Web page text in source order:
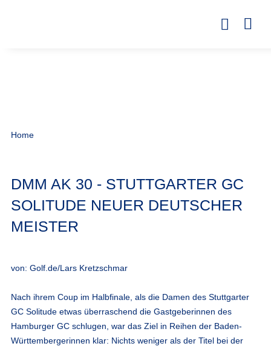
Home
DMM AK 30 - STUTTGARTER GC
SOLITUDE NEUER DEUTSCHER
MEISTER
von: Golf.de/Lars Kretzschmar
Nach ihrem Coup im Halbfinale, als die Damen des Stuttgarter
GC Solitude etwas überraschend die Gastgeberinnen des
Hamburger GC schlugen, war das Ziel in Reihen der Baden-
Württembergerinnen klar: Nichts weniger als der Titel bei der